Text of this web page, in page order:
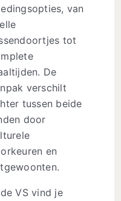
van
tot
De
verschilt
tussen beide
door
en
VS vind je